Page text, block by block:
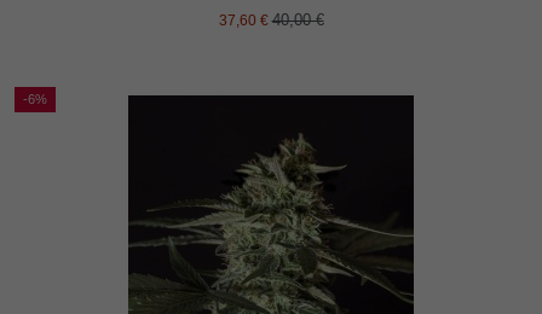
37,60 €40,00 €
-6%